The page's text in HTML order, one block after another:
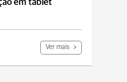
em tablet
Ver mais